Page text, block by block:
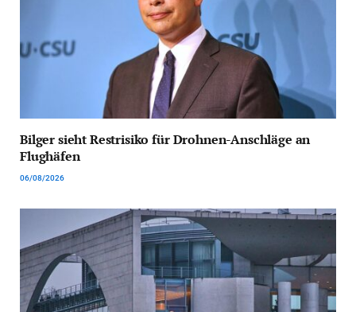
Bilger sieht Restrisiko für Drohnen-Anschläge an
Flughäfen
06/08/2026